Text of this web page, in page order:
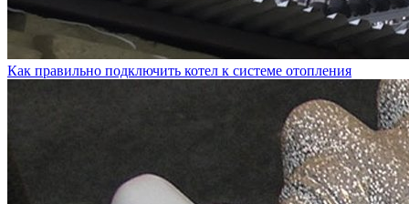
Как правильно подключить котел к системе отопления